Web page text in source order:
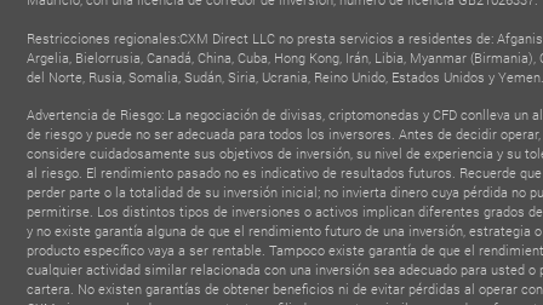
Restricciones regionales:CXM Direct LLC no presta servicios a residentes de:
Argelia, Bielorrusia, Canadá, China, Cuba, Hong Kong, Irán, Libia, Myanmar (Birmania),
del Norte, Rusia, Somalia, Sudán, Siria, Ucrania, Reino Unido, Estados Unidos y Yemen.
Advertencia de Riesgo: La negociación de divisas, criptomonedas y CFD conlleva un
de riesgo y puede no ser adecuada para todos los inversores. Antes de decidir operar,
considere cuidadosamente sus objetivos de inversión, su nivel de experiencia y su
al riesgo. El rendimiento pasado no es indicativo de resultados futuros. Recuerde
perder parte o la totalidad de su inversión inicial; no invierta dinero cuya pérdida no
permitirse. Los distintos tipos de inversiones o activos implican diferentes grados
y no existe garantía alguna de que el rendimiento futuro de una inversión, estrategia o
producto específico vaya a ser rentable. Tampoco existe garantía de que el
cualquier actividad similar relacionada con una inversión sea adecuado para usted o
cartera. No existen garantías de obtener beneficios ni de evitar pérdidas al operar con
IB PARTNER
Summit
BEST FINTECH FOREX
2025- Forex Expo Dubai
TOP 100
2025- MEFM